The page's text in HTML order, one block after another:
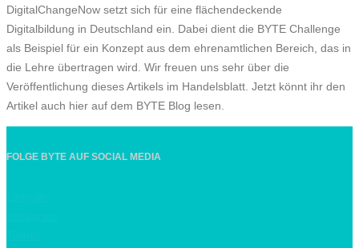
DigitalChangeNow setzt sich für eine flächendeckende
Digitalbildung in Deutschland ein. Dabei dient die BYTE Challenge
als Beispiel für ein Konzept aus dem ehrenamtlichen Bereich, das in
die Lehre übertragen wird. Wir freuen uns sehr über die
Veröffentlichung dieses Artikels im Handelsblatt. Jetzt könnt ihr den
Artikel auch hier auf dem BYTE Blog lesen.
FOLGE BYTE AUF SOCIAL MEDIA